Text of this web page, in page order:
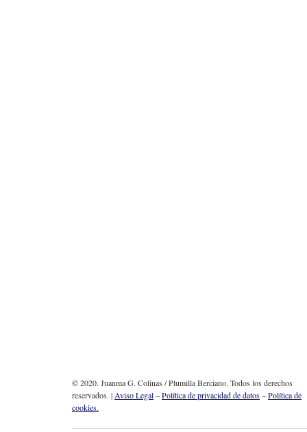
© 2020. Juanma G. Colinas / Plumilla Berciano. Todos los derechos
reservados. |Aviso Legal–Política de privacidad de datos–Política de
cookies.